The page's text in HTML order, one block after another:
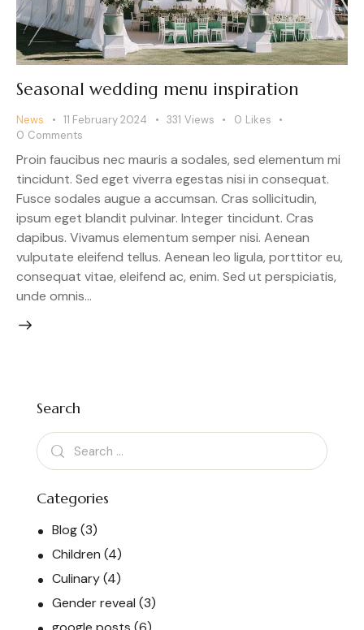
Seasonal wedding menu inspiration
News 11 February 2024 331 Views 0 Likes
0 Comments
Proin faucibus nec mauris a sodales, sed elementum mi
tincidunt. Sed eget viverra egestas nisi in consequat.
Fusce sodales augue a accumsan. Cras sollicitudin,
ipsum eget blandit pulvinar. Integer tincidunt. Cras
dapibus. Vivamus elementum semper nisi. Aenean
vulputate eleifend tellus. Aenean leo ligula, porttitor eu,
consequat vitae, eleifend ac, enim. Sed ut perspiciatis,
unde omnis…
Search
Categories
Blog(3)
Children (4)
Culinary(4)
Gender reveal (3)